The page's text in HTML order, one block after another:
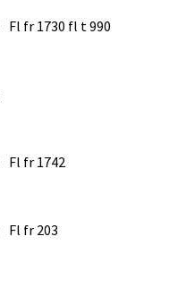
Fl fr 1730 fl t 990
Fl fr 1742
Fl fr 203